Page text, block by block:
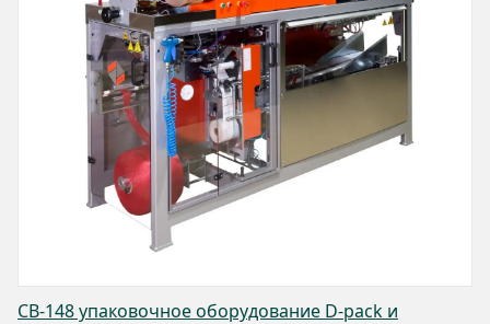
CB-148 упаковочное оборудование D-pack и